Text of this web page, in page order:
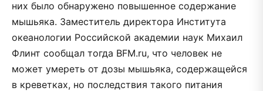
них было обнаружено повышенное содержание
мышьяка. Заместитель директора Института
океанологии Российской академии наук Михаил
Флинт сообщал тогда BFM.ru, что человек не
может умереть от дозы мышьяка, содержащейся
в креветках, но последствия такого питания